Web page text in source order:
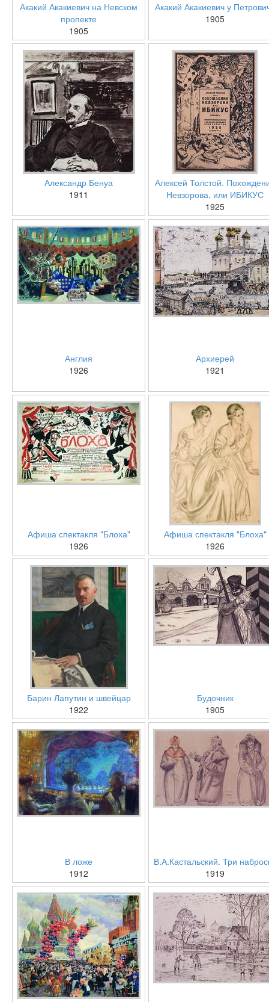
Акакий Акакиевич на Невском
пропекте
1905
Акакий Акакиевич у
1905
Александр Бенуа
1911
Алексей Толстой.
Невзорова, или ИБИКУС
1925
Англия
1926
Архиерей
1921
Афиша спектакля "Блоха"
1926
Афиша спектакля "Блоха"
1926
Барин Лапутин и швейцар
1922
Будочник
1905
В ложе
1912
В.А.Кастальский. Три
1919